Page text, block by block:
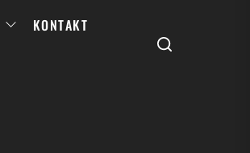
KONTAKT
Search